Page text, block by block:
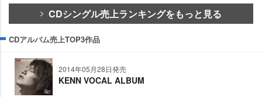
CDシングル売上ランキングをもっと見る
CDアルバム売上TOP3作品
2014年05月28日発売
KENN VOCAL ALBUM